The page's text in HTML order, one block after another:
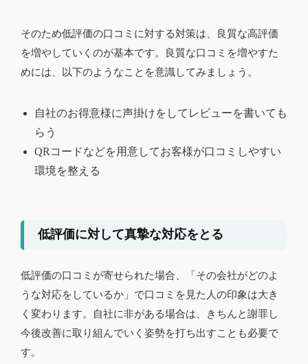
そのため低評価の口コミに対する対策は、良質な高評価
を増やしていくのが基本です。良質な口コミを増やすた
めには、以下のようなことを意識してみましょう。
自社のお得意様に声掛けをしてレビューを書いても
らう
QRコードなどを用意してお客様が口コミしやすい
環境を整える
低評価に対して真摯な対応をとる
低評価の口コミが寄せられた場合、「その会社がどのよ
うな対応をしているか」で口コミを見た人の印象は大き
く変わります。自社に非がある場合は、きちんと謝罪し
今後改善に取り組んでいく姿勢を打ち出すことも必要で
す。